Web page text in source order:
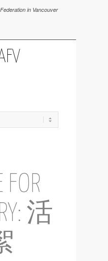
in Vancouver
FOR
活